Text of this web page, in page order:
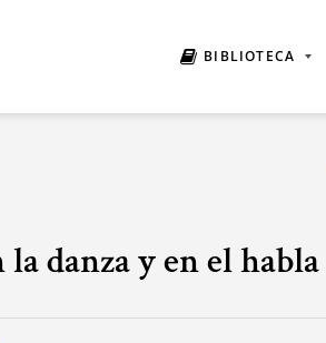
BIBLIOTECA
danza y en el habla